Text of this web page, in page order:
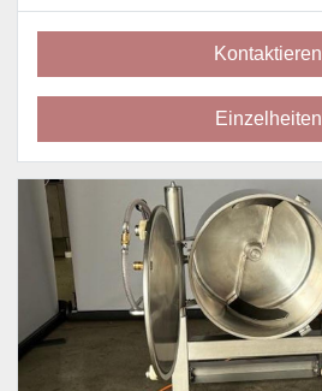
Kontaktieren
Einzelheiten